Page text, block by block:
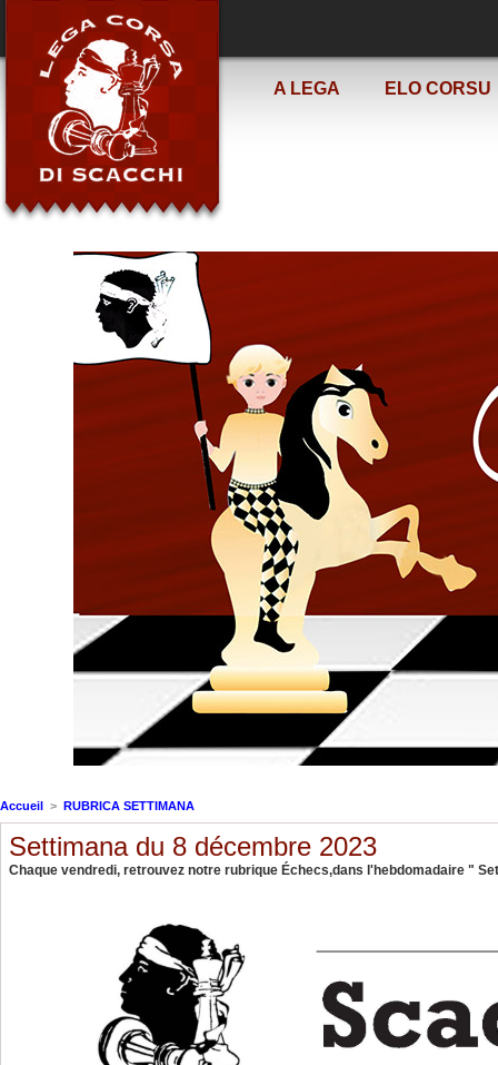
A LEGA ELO CORSU
Accueil > RUBRICA SETTIMANA
Settimana du 8 décembre 2023
Chaque vendredi, retrouvez notre rubrique Échecs,dans l'hebdomadaire "